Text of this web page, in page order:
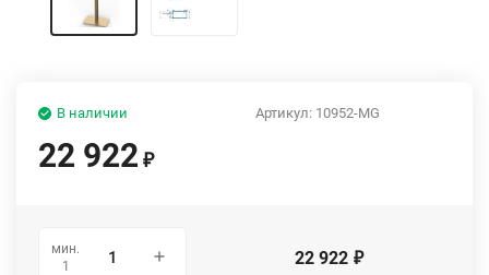
Артикул: 10952-MG
В наличии
22 922 ₽
мин.
1
22 922 ₽